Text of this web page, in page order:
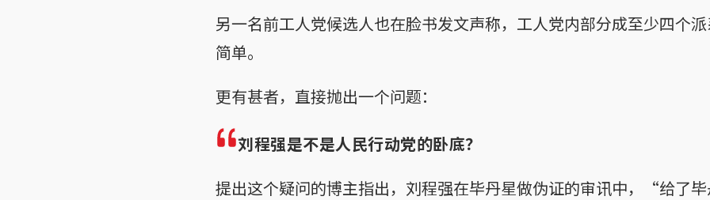
另一名前工人党候选人也在脸书发文声称，工人党内部分成至少四个
简单。
更有甚者，直接抛出一个问题：
刘程强是不是人民行动党的卧底？
提出这个疑问的博主指出，刘程强在毕丹星做伪证的审讯中，“给了